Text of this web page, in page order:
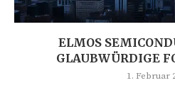
ELMOS
GLAUBWÜRDIGE
1. Februar